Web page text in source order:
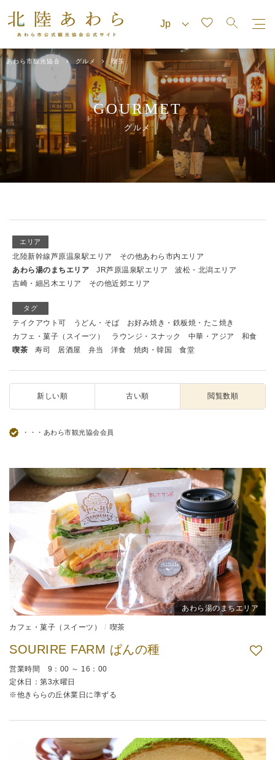
あわら市観光協会 グルメ 喫茶
GOURMET
グルメ
エリア
北陸新幹線芦原温泉駅エリア
その他あわら市内エリア
あわら湯のまちエリア
JR芦原温泉駅エリア
波松・北潟エリア
吉崎・細呂木エリア
その他近郊エリア
タグ
テイクアウト可 うどん・そば
お好み焼き・鉄板焼・たこ焼き
カフェ・菓子（スイーツ）
ラウンジ・スナック 中華・アジア
和食
喫茶
寿司 居酒屋 弁当 洋食 焼肉・韓国 食堂
新しい順 古い順 閲覧数順
・・・あわら市観光協会会員
あわら湯のまちエリア
カフェ・菓子（スイーツ） 喫茶
SOURIRE FARM ぱんの種
営業時間 9：00 ～ 16：00
定休日：第3水曜日
※他きららの丘休業日に準ずる